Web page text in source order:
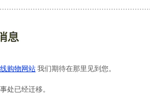
购物网站 我们期待在那里见到您。
处已经迁移。